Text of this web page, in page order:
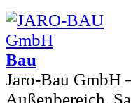
Bau
Jaro-Bau GmbH
Außenbereich,